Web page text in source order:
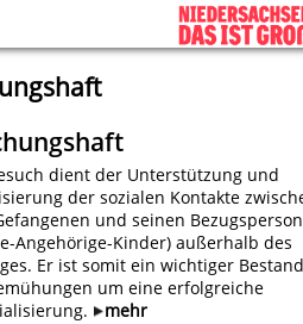
dient der Unterstützung und
der sozialen Kontakte
und seinen
Angehörige-Kinder) außerhalb des
Er ist somit ein wichtiger
um eine erfolgreiche
mehr